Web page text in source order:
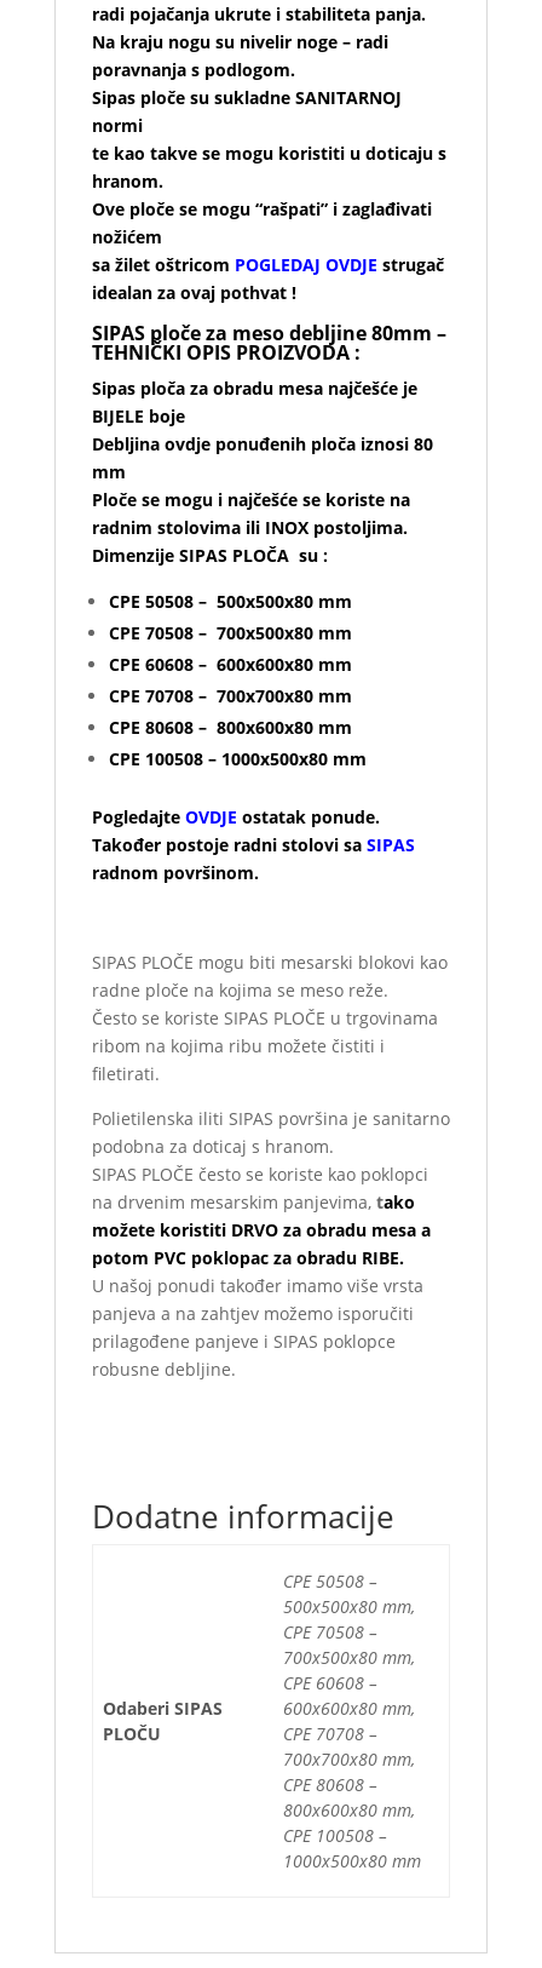
radi pojačanja ukrute i stabiliteta panja.
Na kraju nogu su nivelir noge – radi
poravnanja s podlogom.
Sipas ploče su sukladne SANITARNOJ
normi
te kao takve se mogu koristiti u doticaju s
hranom.
Ove ploče se mogu “rašpati” i zaglađivati
nožićem
sa žilet oštricom POGLEDAJ OVDJE strugač
idealan za ovaj pothvat !
SIPAS ploče za meso debljine 80mm –
TEHNIČKI OPIS PROIZVODA :
Sipas ploča za obradu mesa najčešće je
BIJELE boje
Debljina ovdje ponuđenih ploča iznosi 80
mm
Ploče se mogu i najčešće se koriste na
radnim stolovima ili INOX postoljima.
Dimenzije SIPAS PLOČA su :
CPE 50508 – 500x500x80 mm
CPE 70508 – 700x500x80 mm
CPE 60608 – 600x600x80 mm
CPE 70708 – 700x700x80 mm
CPE 80608 – 800x600x80 mm
CPE 100508 – 1000x500x80 mm
Pogledajte OVDJE ostatak ponude.
Također postoje radni stolovi sa SIPAS
radnom površinom.
SIPAS PLOČE mogu biti mesarski blokovi kao
radne ploče na kojima se meso reže.
Često se koriste SIPAS PLOČE u trgovinama
ribom na kojima ribu možete čistiti i
filetirati.
Polietilenska iliti SIPAS površina je sanitarno
podobna za doticaj s hranom.
SIPAS PLOČE često se koriste kao poklopci
na drvenim mesarskim panjevima, tako
možete koristiti DRVO za obradu mesa a
potom PVC poklopac za obradu RIBE.
U našoj ponudi također imamo više vrsta
panjeva a na zahtjev možemo isporučiti
prilagođene panjeve i SIPAS poklopce
robusne debljine.
Dodatne informacije
Odaberi SIPAS
PLOČU
CPE 50508 –
500x500x80 mm,
CPE 70508 –
700x500x80 mm,
CPE 60608 –
600x600x80 mm,
CPE 70708 –
700x700x80 mm,
CPE 80608 –
800x600x80 mm,
CPE 100508 –
1000x500x80 mm